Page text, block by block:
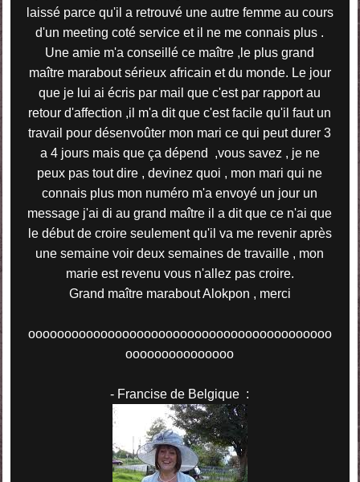
laissé parce qu'il a retrouvé une autre femme au cours
d'un meeting coté service et il ne me connais plus .
Une amie m'a conseillé ce maître ,le plus grand
maître marabout sérieux africain et du monde. Le jour
que je lui ai écris par mail que c'est par rapport au
retour d'affection ,il m'a dit que c'est facile qu'il faut un
travail pour désenvoûter mon mari ce qui peut durer 3
a 4 jours mais que ça dépend ,vous savez , je ne
peux pas tout dire , devinez quoi , mon mari qui ne
connais plus mon numéro m'a envoyé un jour un
message j'ai di au grand maître il a dit que ce n'ai que
le début de croire seulement qu'il va me revenir après
une semaine voir deux semaines de travaille , mon
marie est revenu vous n'allez pas croire.
Grand maître marabout Alokpon , merci
oooooooooooooooooooooooooooooooooooooooooo
ooooooooooooooo
- Francise de Belgique :